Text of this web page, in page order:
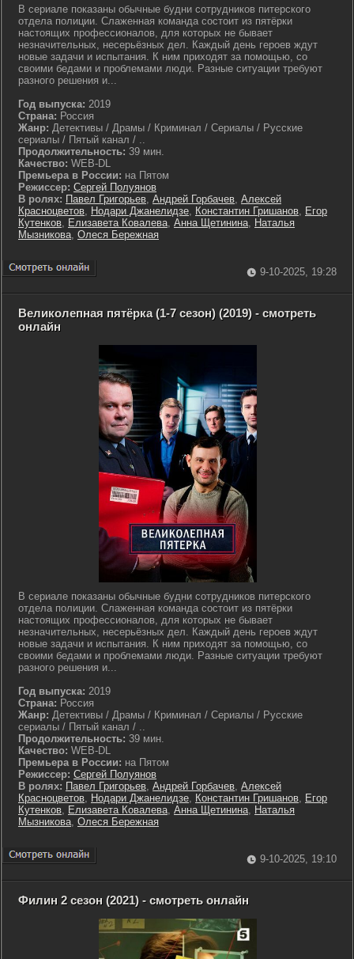
В сериале показаны обычные будни сотрудников питерского
отдела полиции. Слаженная команда состоит из пятёрки
настоящих профессионалов, для которых не бывает
незначительных, несерьёзных дел. Каждый день героев ждут
новые задачи и испытания. К ним приходят за помощью, со
своими бедами и проблемами люди. Разные ситуации требуют
разного решения и...
Год выпуска: 2019
Страна: Россия
Жанр: Детективы / Драмы / Криминал / Сериалы / Русские
сериалы / Пятый канал / ..
Продолжительность: 39 мин.
Качество: WEB-DL
Премьера в России: на Пятом
Режиссер: Сергей Полуянов
В ролях: Павел Григорьев, Андрей Горбачев, Алексей
Красноцветов, Нодари Джанелидзе, Константин Гришанов, Егор
Кутенков, Елизавета Ковалева, Анна Щетинина, Наталья
Мызникова, Олеся Бережная
9-10-2025, 19:28
Великолепная пятёрка (1-7 сезон) (2019) - смотреть
онлайн
В сериале показаны обычные будни сотрудников питерского
отдела полиции. Слаженная команда состоит из пятёрки
настоящих профессионалов, для которых не бывает
незначительных, несерьёзных дел. Каждый день героев ждут
новые задачи и испытания. К ним приходят за помощью, со
своими бедами и проблемами люди. Разные ситуации требуют
разного решения и...
Год выпуска: 2019
Страна: Россия
Жанр: Детективы / Драмы / Криминал / Сериалы / Русские
сериалы / Пятый канал / ..
Продолжительность: 39 мин.
Качество: WEB-DL
Премьера в России: на Пятом
Режиссер: Сергей Полуянов
В ролях: Павел Григорьев, Андрей Горбачев, Алексей
Красноцветов, Нодари Джанелидзе, Константин Гришанов, Егор
Кутенков, Елизавета Ковалева, Анна Щетинина, Наталья
Мызникова, Олеся Бережная
9-10-2025, 19:10
Филин 2 сезон (2021) - смотреть онлайн